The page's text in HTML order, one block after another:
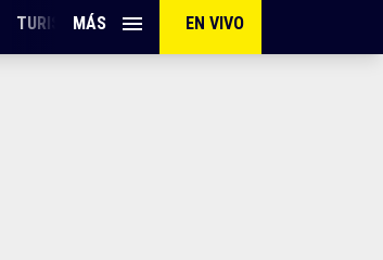
TURISMO CON SABOR VIVE PUERTO VALLARTA
MÁS EN VIVO